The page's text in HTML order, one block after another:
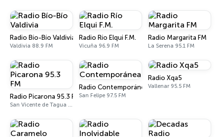
Radio Bío-Bío Valdivia
Valdivia 88.9 FM
Radio Río Elqui F.M.
Vicuña 96.9 FM
Radio Margarita FM
La Serena 95.1 FM
Radio Picarona 95.3 FM
San Vicente de Tagua Tagua 95.3 FM
Radio Contemporánea
San Felipe 97.5 FM
Radio Xqa5
Vallenar 95.5 FM